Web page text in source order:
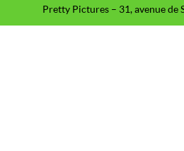
Pretty Pictures – 31, avenue de